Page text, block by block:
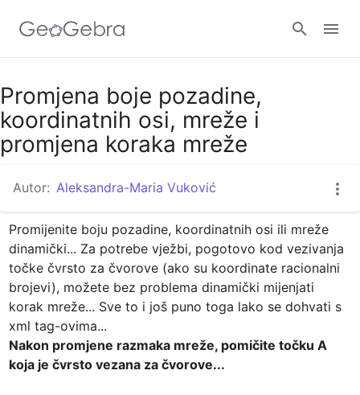
Prijavi se
Promjena boje pozadine,
koordinatnih osi, mreže i
promjena koraka mreže
Autor: Aleksandra-Maria Vuković
Promijenite boju pozadine, koordinatnih osi ili mreže
dinamički... Za potrebe vježbi, pogotovo kod vezivanja
točke čvrsto za čvorove (ako su koordinate racionalni
brojevi), možete bez problema dinamički mijenjati
korak mreže... Sve to i još puno toga lako se dohvati s
Nakon promjene razmaka mreže, pomičite točku A
koja je čvrsto vezana za čvorove...